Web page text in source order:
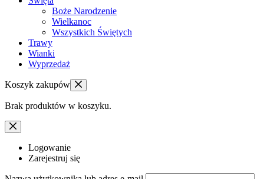
Boże Narodzenie
Wielkanoc
Wszystkich Świętych
Trawy
Wianki
Wyprzedaż
Koszyk zakupów
Brak produktów w koszyku.
Logowanie
Zarejestruj się